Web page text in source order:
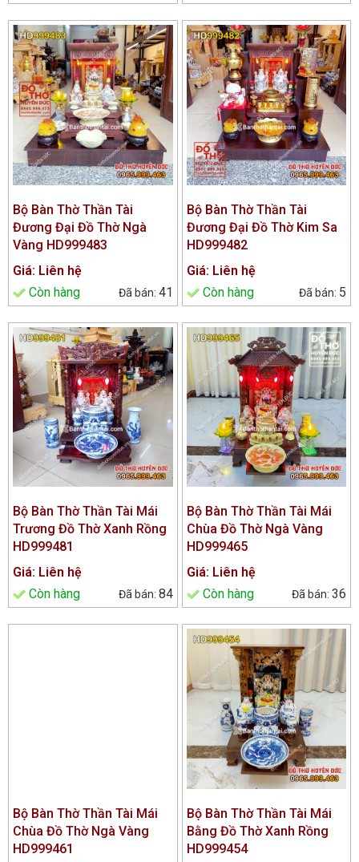
Bộ Bàn Thờ Thần Tài
Đương Đại Đồ Thờ Ngà
Vàng HD999483
Giá: Liên hệ
Còn hàng
41
Bộ Bàn Thờ Thần Tài
Đương Đại Đồ Thờ Kim Sa
HD999482
Giá: Liên hệ
Còn hàng
5
Bộ Bàn Thờ Thần Tài Mái
Trương Đồ Thờ Xanh Rồng
HD999481
Giá: Liên hệ
Còn hàng
84
Bộ Bàn Thờ Thần Tài Mái
Chùa Đồ Thờ Ngà Vàng
HD999465
Giá: Liên hệ
Còn hàng
36
Bộ Bàn Thờ Thần Tài Mái
Chùa Đồ Thờ Ngà Vàng
HD999461
Bộ Bàn Thờ Thần Tài Mái
Bằng Đồ Thờ Xanh Rồng
HD999454